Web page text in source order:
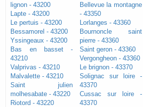
lignon - 43200
Lapte - 43200
Le pertuis - 43200
Bessamorel - 43200
Yssingeaux - 43200
Bas en basset -
43210
Valprivas - 43210
Malvalette - 43210
Saint julien
molhesabate - 43220
Riotord - 43220
Bellevue la montagne
- 43350
Lorlanges - 43360
Bournoncle saint
pierre - 43360
Saint geron - 43360
Vergongheon - 43360
Le brignon - 43370
Solignac sur loire -
43370
Cussac sur loire -
43370